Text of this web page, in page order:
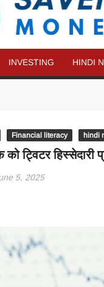
INVESTING HINDI
Financial literacy hindi
ट्विटर हिस्सेदारी
5, 2025